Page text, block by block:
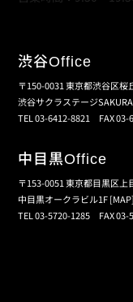
渋谷Office
〒150-0031 東京都渋谷区桜
渋谷サクラステージ
TEL 03-6412-8821 FAX 03-
中目黒Office
〒153-0051 東京都目黒区上
中目黒オークラビル1F[MAP]
TEL 03-5720-1285 FAX 03-